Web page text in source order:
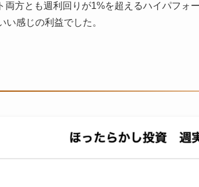
両方とも週利回りが1%を超えるハイパフォ
い感じの利益でした。